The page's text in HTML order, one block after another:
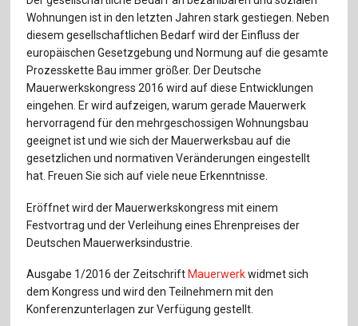
Wohnungen ist in den letzten Jahren stark gestiegen. Neben
diesem gesellschaftlichen Bedarf wird der Einfluss der
europäischen Gesetzgebung und Normung auf die gesamte
Prozesskette Bau immer größer. Der Deutsche
Mauerwerkskongress 2016 wird auf diese Entwicklungen
eingehen. Er wird aufzeigen, warum gerade Mauerwerk
hervorragend für den mehrgeschossigen Wohnungsbau
geeignet ist und wie sich der Mauerwerksbau auf die
gesetzlichen und normativen Veränderungen eingestellt
hat. Freuen Sie sich auf viele neue Erkenntnisse.
Eröffnet wird der Mauerwerkskongress mit einem
Festvortrag und der Verleihung eines Ehrenpreises der
Deutschen Mauerwerksindustrie.
Ausgabe 1/2016 der Zeitschrift Mauerwerkwidmet sich
dem Kongress und wird den Teilnehmern mit den
Konferenzunterlagen zur Verfügung gestellt.